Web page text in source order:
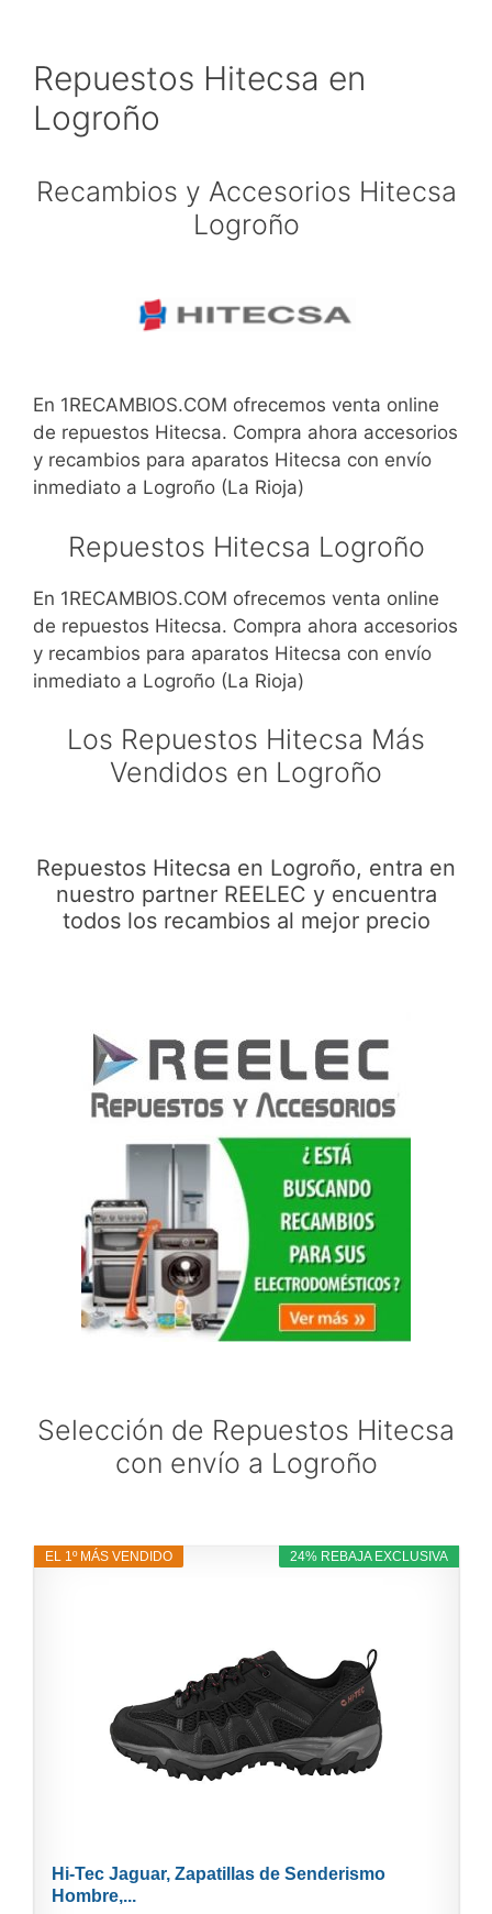
Repuestos Hitecsa en
Logroño
Recambios y Accesorios Hitecsa
Logroño
En 1RECAMBIOS.COM ofrecemos venta online
de repuestos Hitecsa. Compra ahora accesorios
y recambios para aparatos Hitecsa con envío
inmediato a Logroño (La Rioja)
Repuestos Hitecsa Logroño
En 1RECAMBIOS.COM ofrecemos venta online
de repuestos Hitecsa. Compra ahora accesorios
y recambios para aparatos Hitecsa con envío
inmediato a Logroño (La Rioja)
Los Repuestos Hitecsa Más
Vendidos en Logroño
Repuestos Hitecsa en Logroño, entra en
nuestro partner REELEC y encuentra
todos los recambios al mejor precio
Selección de Repuestos Hitecsa
con envío a Logroño
24% REBAJA EXCLUSIVA
EL 1º MÁS VENDIDO
Hi-Tec Jaguar, Zapatillas de Senderismo
Hombre,...